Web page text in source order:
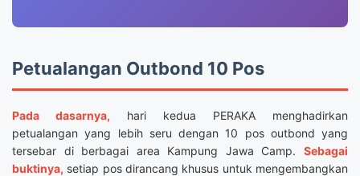
Petualangan Outbond 10 Pos
Pada dasarnya, hari kedua PERAKA menghadirkan
petualangan yang lebih seru dengan 10 pos outbond yang
tersebar di berbagai area Kampung Jawa Camp. Sebagai
buktinya, setiap pos dirancang khusus untuk mengembangkan